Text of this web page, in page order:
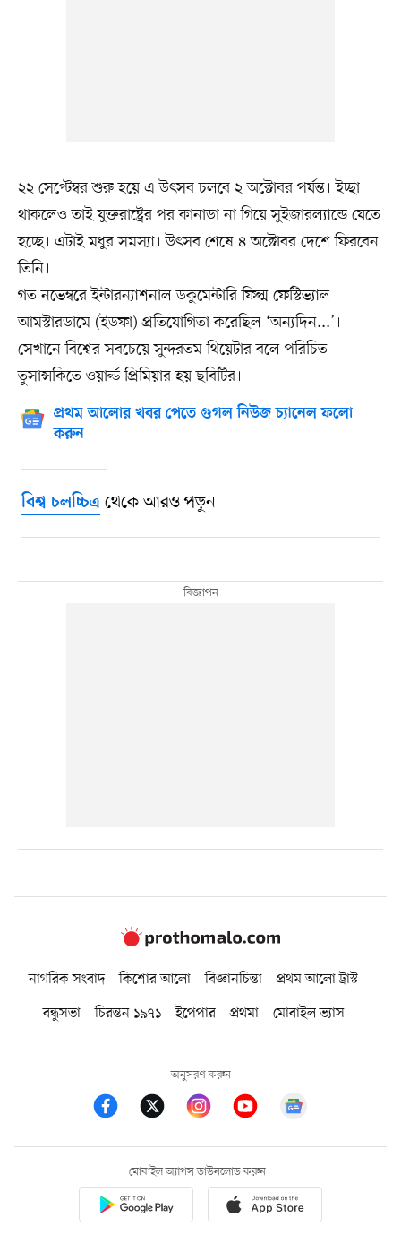
২২ সেপ্টেম্বর শুরু হয়ে এ উৎসব চলবে ২ অক্টোবর পর্যন্ত। ইচ্ছা
থাকলেও তাই যুক্তরাষ্ট্রের পর কানাডা না গিয়ে সুইজারল্যান্ডে যেতে
হচ্ছে। এটাই মধুর সমস্যা। উৎসব শেষে ৪ অক্টোবর দেশে ফিরবেন
তিনি।
গত নভেম্বরে ইন্টারন্যাশনাল ডকুমেন্টারি ফিল্ম ফেস্টিভ্যাল
আমস্টারডামে (ইডফা) প্রতিযোগিতা করেছিল ‘অন্যদিন...’।
সেখানে বিশ্বের সবচেয়ে সুন্দরতম থিয়েটার বলে পরিচিত
তুসান্সকিতে ওয়ার্ল্ড প্রিমিয়ার হয় ছবিটির।
প্রথম আলোর খবর পেতে গুগল নিউজ চ্যানেল ফলো
করুন
বিশ্ব চলচ্চিত্রথেকে আরও পড়ুন
নাগরিক সংবাদ কিশোর আলো বিজ্ঞানচিন্তা
প্রথম আলো ট্রাস্ট
বন্ধুসভা
চিরন্তন ১৯৭১ ইপেপার প্রথমা মোবাইল ভ্যাস
অনুসরণ করুন
মোবাইল অ্যাপস ডাউনলোড করুন